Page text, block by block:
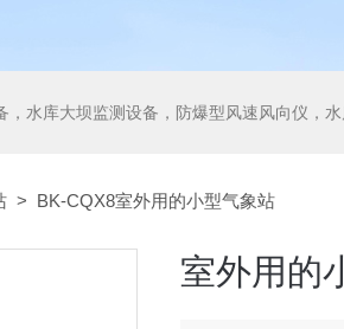
水库大坝监测设备，防爆型风速风向仪，
> BK-CQX8室外用的小型气象站
室外用的